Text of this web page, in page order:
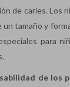
de caries.
tamaño y
para
de los